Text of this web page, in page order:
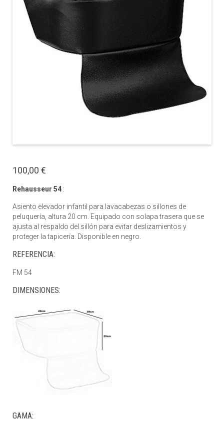
100,00 €
Rehausseur 54 :
Asiento elevador infantil para lavacabezas o sillones de
peluquería, altura 20 cm. Equipado con solapa trasera que se
ajusta al respaldo del sillón para evitar deslizamientos y
proteger la tapicería. Disponible en negro.
REFERENCIA:
FM 54
DIMENSIONES:
GAMA: